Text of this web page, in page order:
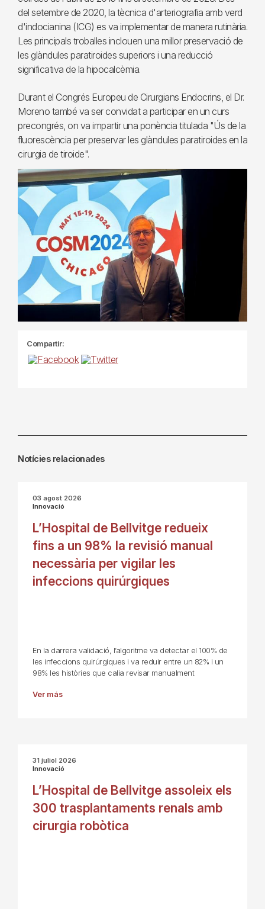
del setembre de 2020, la tècnica d'arteriografia amb verd
d'indocianina (ICG) es va implementar de manera rutinària.
Les principals troballes inclouen una millor preservació de
les glàndules paratiroides superiors i una reducció
significativa de la hipocalcèmia.
Durant el Congrés Europeu de Cirurgians Endocrins, el Dr.
Moreno també va ser convidat a participar en un curs
precongrés, on va impartir una ponència titulada "Ús de la
fluorescència per preservar les glàndules paratiroides en la
cirurgia de tiroide".
Compartir:
Notícies relacionades
03 agost 2026
Innovació
L’Hospital de Bellvitge redueix
fins a un 98% la revisió manual
necessària per vigilar les
infeccions quirúrgiques
En la darrera validació, l’algoritme va detectar el 100% de
les infeccions quirúrgiques i va reduir entre un 82% i un
98% les històries que calia revisar manualment
Ver más
31 juliol 2026
Innovació
L’Hospital de Bellvitge assoleix els
300 trasplantaments renals amb
cirurgia robòtica